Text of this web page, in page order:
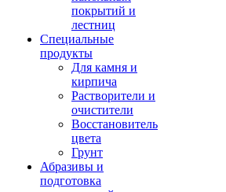
покрытий и
лестниц
Специальные
продукты
Для камня и
кирпича
Растворители и
очистители
Восстановитель
цвета
Грунт
Абразивы и
подготовка